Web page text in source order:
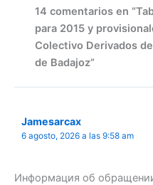
14 comentarios en
para 2015 y
Colectivo Derivados
de Badajoz”
Jamesarcax
6 agosto, 2026 a las 9:58 am
Информация об